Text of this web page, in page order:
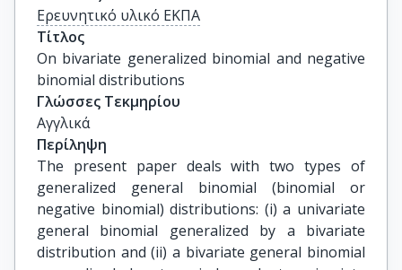
Ερευνητικό υλικό ΕΚΠΑ
Τίτλος
On bivariate generalized binomial and negative
binomial distributions
Γλώσσες Τεκμηρίου
Αγγλικά
Περίληψη
The present paper deals with two types of
generalized general binomial (binomial or
negative binomial) distributions: (i) a univariate
general binomial generalized by a bivariate
distribution and (ii) a bivariate general binomial